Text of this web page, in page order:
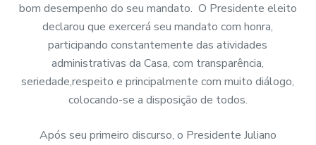
bom desempenho do seu mandato. O Presidente eleito
declarou que exercerá seu mandato com honra,
participando constantemente das atividades
administrativas da Casa, com transparência,
seriedade,respeito e principalmente com muito diálogo,
colocando-se a disposição de todos.
Após seu primeiro discurso, o Presidente Juliano